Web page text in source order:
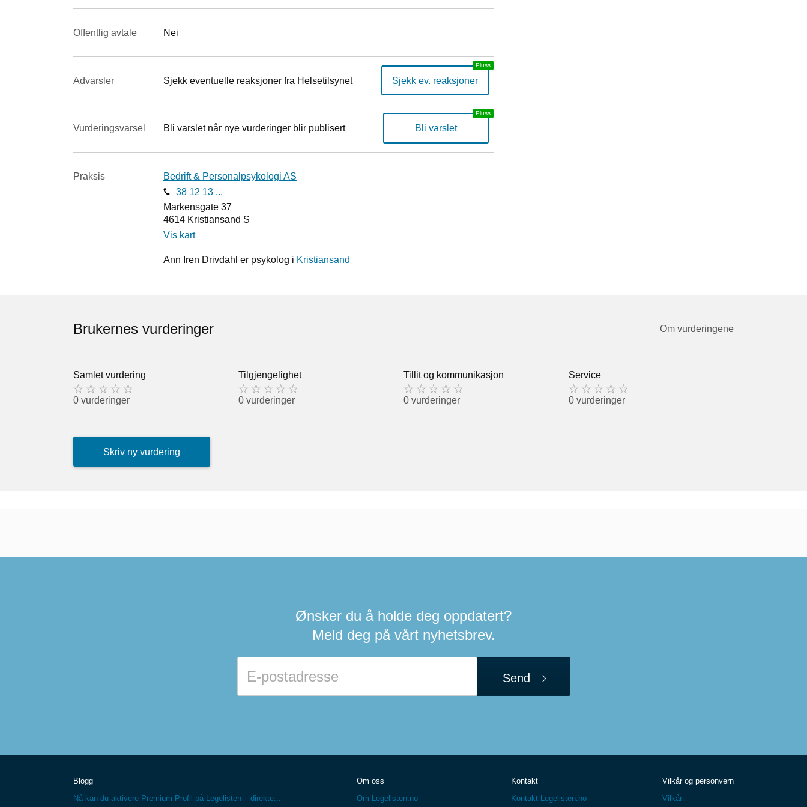
Offentlig avtale Nei
Advarsler Sjekk eventuelle reaksjoner fra Helsetilsynet Sjekk ev. reaksjoner
Vurderings­varsel Bli varslet når nye vurderinger blir publisert Bli varslet
Praksis
Bedrift & Personalpsykologi AS
38 12 13 ...
Markens­gate 37
4614 Kristiansand S
Vis kart
Ann Iren Drivdahl er psykolog i Kristiansand
Brukernes vurderinger Om vurderingene
Samlet vurdering
0 vurderinger
Tilgjengelighet
0 vurderinger
Tillit og kommunikasjon
0 vurderinger
Service
0 vurderinger
Skriv ny vurdering
Ønsker du å holde deg oppdatert?
Meld deg på vårt nyhetsbrev.
Send
Blogg
Nå kan du aktivere Premium Profil på Legelisten – direkte...
Om oss
Om Legelisten.no
Kontakt
Kontakt Legelisten.no
Vilkår og personvern
Vilkår